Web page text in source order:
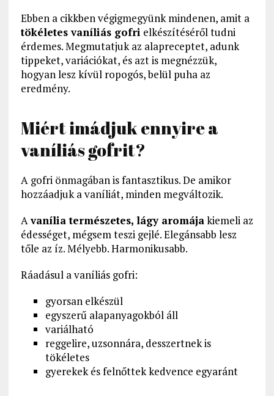
Ebben a cikkben végigmegyünk mindenen, amit a
tökéletes vaníliás gofri elkészítéséről tudni
érdemes. Megmutatjuk az alapreceptet, adunk
tippeket, variációkat, és azt is megnézzük,
hogyan lesz kívül ropogós, belül puha az
eredmény.
Miért imádjuk ennyire a
vaníliás gofrit?
A gofri önmagában is fantasztikus. De amikor
hozzáadjuk a vaníliát, minden megváltozik.
Avanília természetes, lágy aromájakiemeli az
édességet, mégsem teszi gejlé. Elegánsabb lesz
tőle az íz. Mélyebb. Harmonikusabb.
Ráadásul a vaníliás gofri:
gyorsan elkészül
egyszerű alapanyagokból áll
variálható
reggelire, uzsonnára, desszertnek is
tökéletes
gyerekek és felnőttek kedvence egyaránt